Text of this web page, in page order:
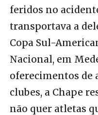
feridos no
transportava a
Copa Sul-
Nacional, em
oferecimentos de
clubes, a Chape
não quer atletas